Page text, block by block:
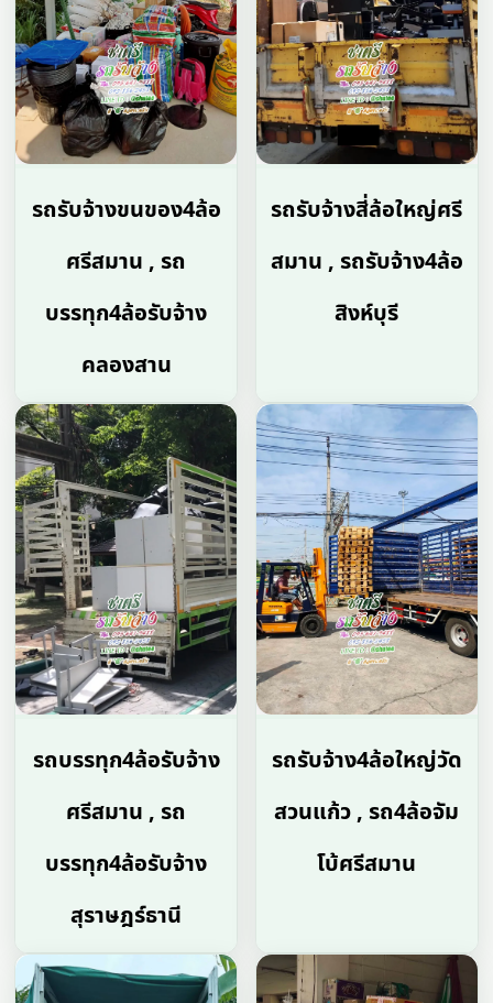
รถรับจ้างขนของ4ล้อ
ศรีสมาน , รถ
บรรทุก4ล้อรับจ้าง
คลองสาน
รถรับจ้างสี่ล้อใหญ่ศรี
สมาน , รถรับจ้าง4ล้อ
สิงห์บุรี
รถบรรทุก4ล้อรับจ้าง
ศรีสมาน , รถ
บรรทุก4ล้อรับจ้าง
สุราษฎร์ธานี
รถรับจ้าง4ล้อใหญ่วัด
สวนแก้ว , รถ4ล้อจัม
โบ้ศรีสมาน